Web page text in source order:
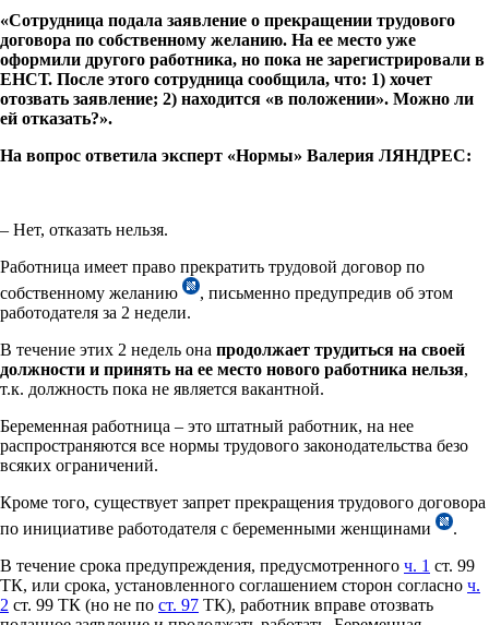
«Сотрудница подала заявление о прекращении трудового
договора по собственному желанию. На ее место уже
оформили другого работника, но пока не зарегистрировали в
ЕНСТ. После этого сотрудница сообщила, что: 1) хочет
отозвать заявление; 2) находится «в положении». Можно ли
ей отказать?».
На вопрос ответила эксперт «Нормы» Валерия ЛЯНДРЕС:
– Нет, отказать нельзя.
Работница имеет право прекратить трудовой договор по
собственному желанию
, письменно предупредив об этом
работодателя за 2 недели.
В течение этих 2 недель она продолжает трудиться на своей
должности и принять на ее место нового работника нельзя,
т.к. должность пока не является вакантной.
Беременная работница – это штатный работник, на нее
распространяются все нормы трудового законодательства безо
всяких ограничений.
Кроме того, существует запрет прекращения трудового договора
по инициативе работодателя с беременными женщинами
.
В течение срока предупреждения, предусмотренного ч. 1 ст. 99
ТК, или срока, установленного соглашением сторон согласно ч.
2 ст. 99 ТК (но не по ст. 97 ТК), работник вправе отозвать